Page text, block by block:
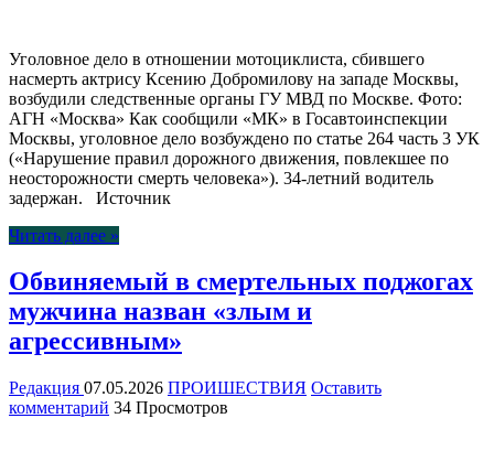
Уголовное дело в отношении мотоциклиста, сбившего
насмерть актрису Ксению Добромилову на западе Москвы,
возбудили следственные органы ГУ МВД по Москве. Фото:
АГН «Москва» Как сообщили «МК» в Госавтоинспекции
Москвы, уголовное дело возбуждено по статье 264 часть 3 УК
(«Нарушение правил дорожного движения, повлекшее по
неосторожности смерть человека»). 34-летний водитель
задержан. Источник
Читать далее »
Обвиняемый в смертельных поджогах
мужчина назван «злым и
агрессивным»
Редакция 07.05.2026 ПРОИШЕСТВИЯ Оставить
комментарий 34 Просмотров